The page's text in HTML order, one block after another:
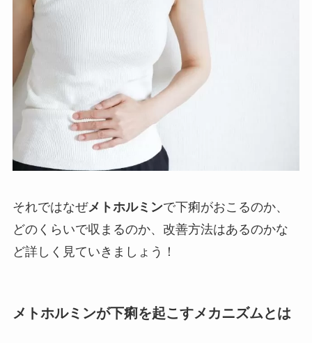
それではなぜメトホルミンで下痢がおこるのか、
どのくらいで収まるのか、改善方法はあるのかな
ど詳しく見ていきましょう！
メトホルミンが下痢を起こすメカニズムとは